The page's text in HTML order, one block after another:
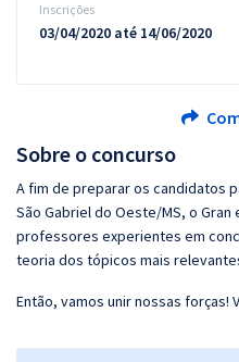
Sobre o concurso
A fim de preparar os candidatos
São Gabriel do Oeste/MS, o Gran
professores experientes em
teoria dos tópicos mais
Então, vamos unir nossas forças!
Inscrições
03/04/2020 até 14/06/2020